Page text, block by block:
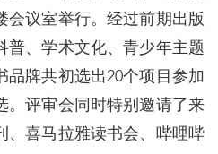
会议室举行。经过前期出版
普、学术文化、青少年主题
牌共初选出20个项目参加
。评审会同时特别邀请了来
、喜马拉雅读书会、哔哩哔